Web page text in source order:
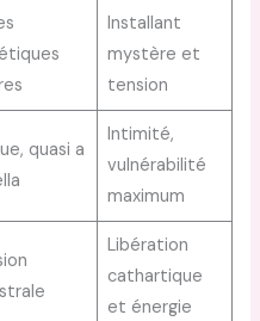
Installant
mystère et
tension
quasi a
Intimité,
vulnérabilité
maximum
Libération
cathartique
et énergie